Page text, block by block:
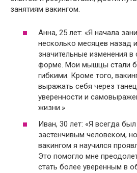
занятиям вакингом.
Анна, 25 лет: «Я начала
несколько месяцев назад
значительные изменения
форме. Мои мышцы стали
гибкими. Кроме того,
выражать себя через
уверенности и
жизни.»
Иван, 30 лет: «Я всегда
застенчивым человеком,
вакингом я научился
Это помогло мне
стать более уверенным в